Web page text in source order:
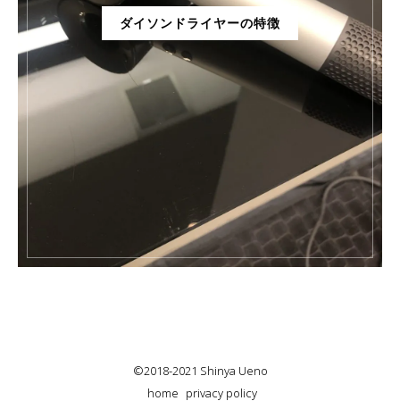
ダイソンドライヤーの特徴
©2018-2021 Shinya Ueno
home privacy policy